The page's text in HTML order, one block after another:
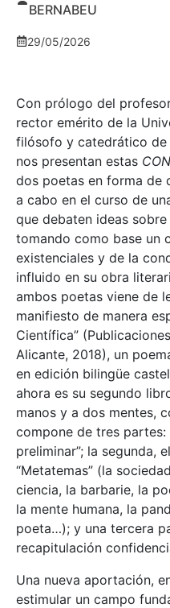
BERNABEU
29/05/2026
Con prólogo del
rector emérito de la
filósofo y catedrático de
nos presentan estas
dos poetas en forma de
a cabo en el curso de
que debaten ideas
tomando como base un
existenciales y de la
influido en su obra
ambos poetas viene de
manifiesto de manera
Científica”
Alicante, 2018), un
en edición bilingüe
ahora es su segundo
manos y a dos mentes,
compone de tres partes:
preliminar”; la segunda,
“Metatemas” (la
ciencia, la barbarie, la
la mente humana, la
poeta…); y una tercera
recapitulación
Una nueva aportación,
estimular un campo